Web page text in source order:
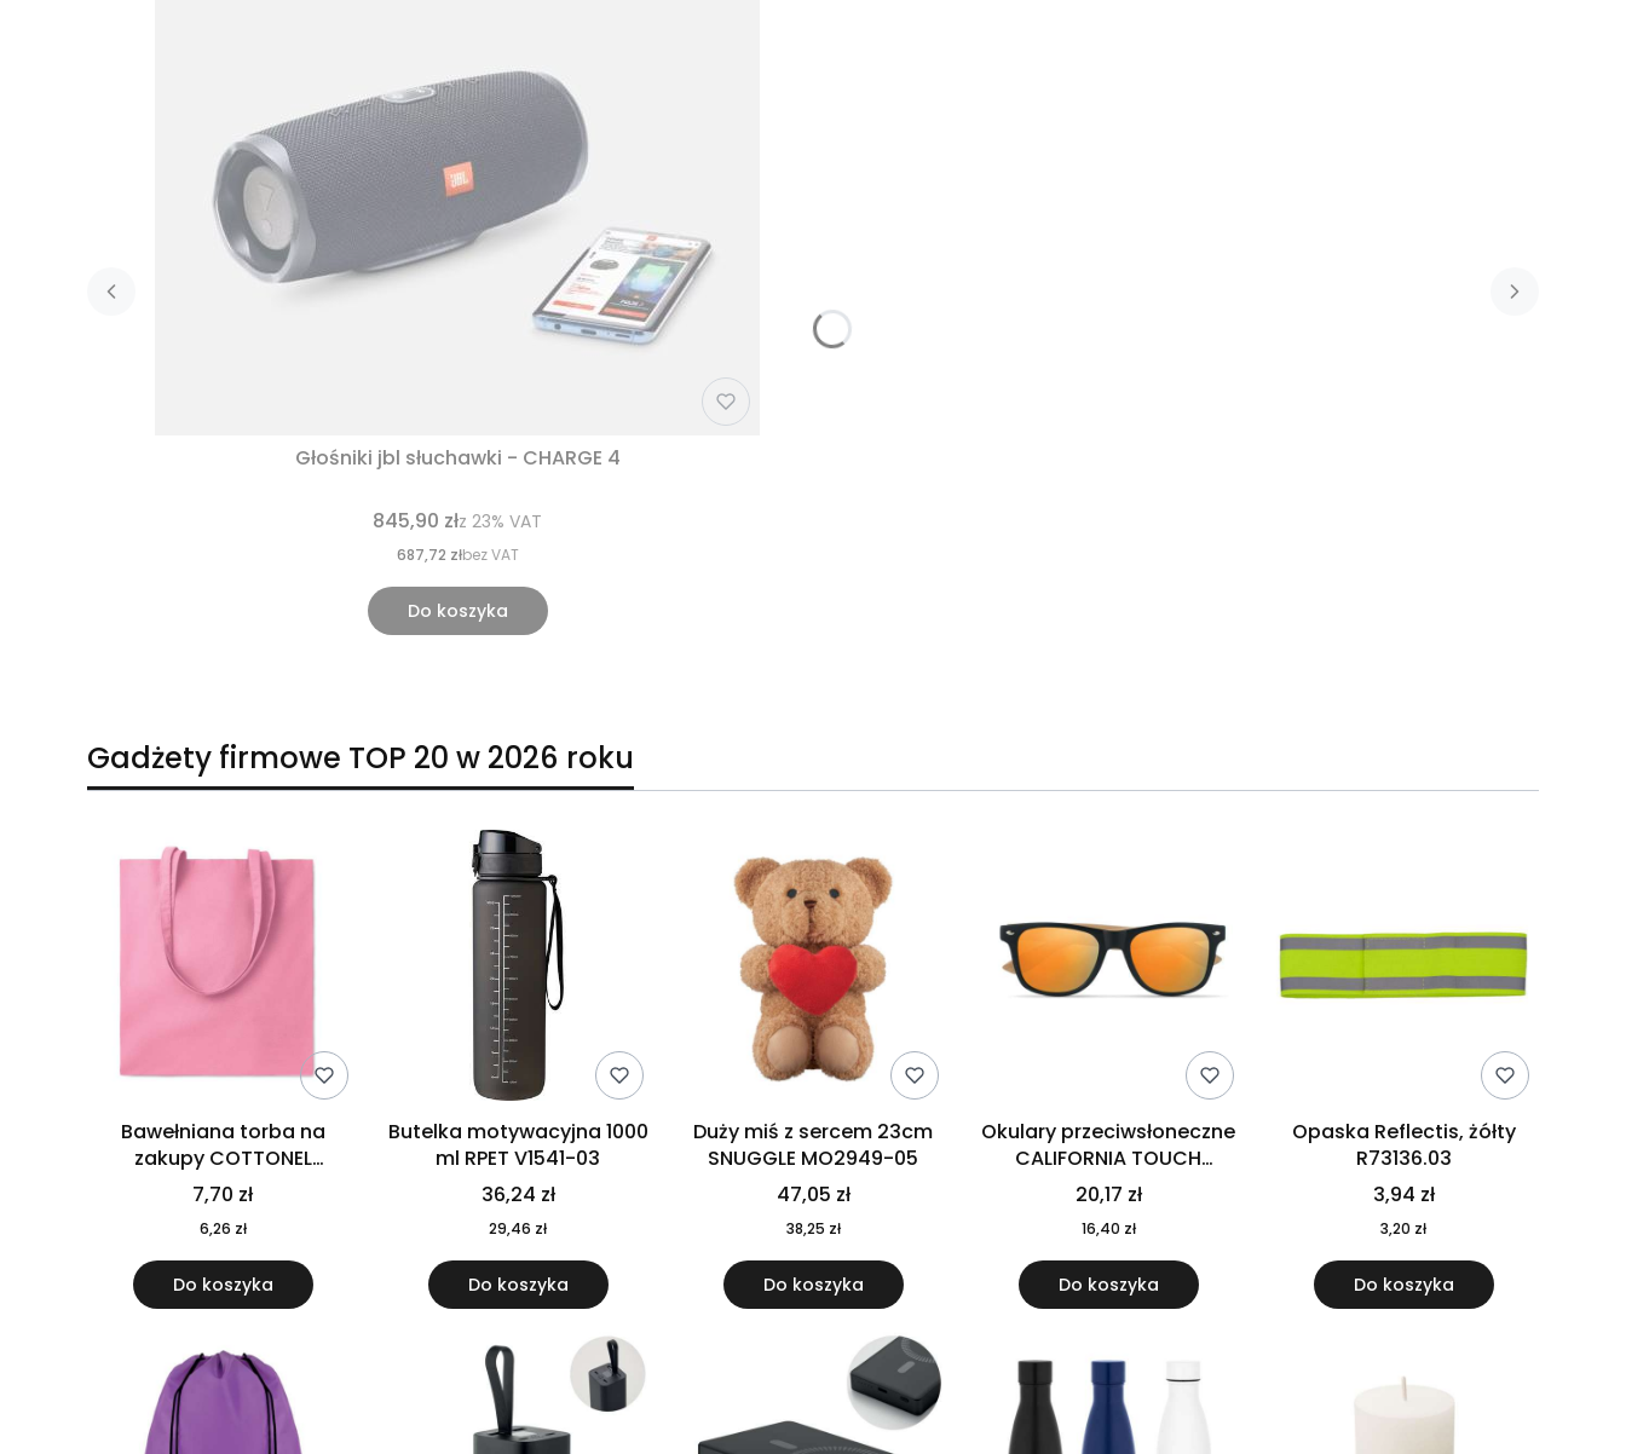
Głośniki jbl słuchawki - CHARGE 4
845,90 złz 23% VAT
687,72 złbez VAT
Do koszyka
Gadżety firmowe TOP 20 w 2026 roku
Bawełniana torba na
zakupy COTTONEL
COLOUR++ MO9846-11
7,70 zł
6,26 zł
Do koszyka
Butelka motywacyjna 1000
ml RPET V1541-03
36,24 zł
29,46 zł
Do koszyka
Duży miś z sercem 23cm
SNUGGLE MO2949-05
47,05 zł
38,25 zł
Do koszyka
Okulary przeciwsłoneczne
CALIFORNIA TOUCH
MO9617-10
20,17 zł
16,40 zł
Do koszyka
Opaska Reflectis, żółty
R73136.03
3,94 zł
3,20 zł
Do koszyka